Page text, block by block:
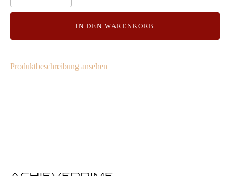
IN DEN WARENKORB
Produktbeschreibung ansehen